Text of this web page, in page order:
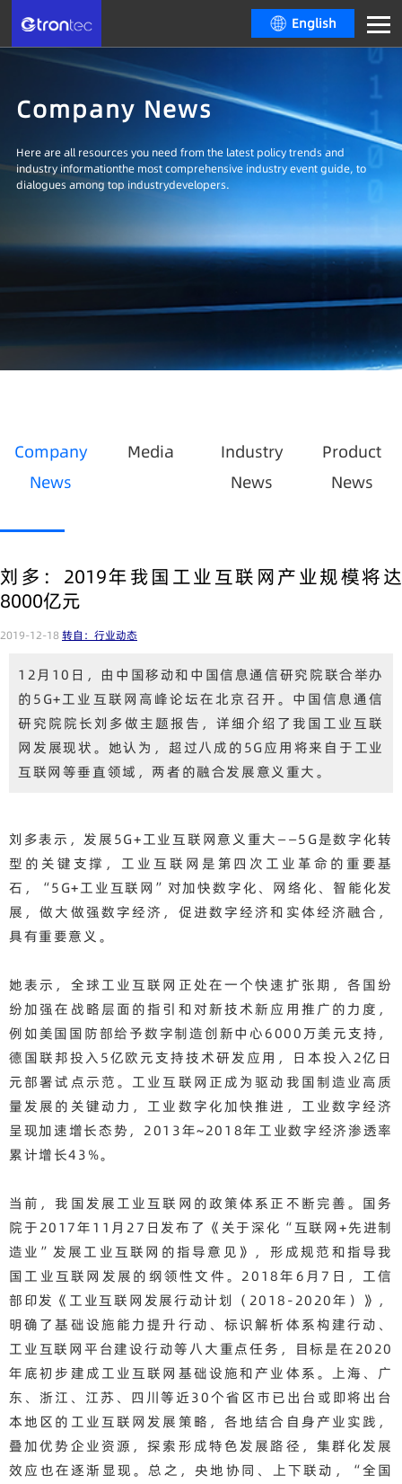
English
Company News
Here are all resources you need from the latest policy trends and
industry informationthe most comprehensive industry event guide, to
dialogues among top industrydevelopers.
Company
News
Media
Industry
News
Product
News
刘多：2019年我国工业互联网产业规模将达
8000亿元
2019-12-18 转自：行业动态
12月10日，由中国移动和中国信息通信研究院联合举办
的5G+工业互联网高峰论坛在北京召开。中国信息通信
研究院院长刘多做主题报告，详细介绍了我国工业互联
网发展现状。她认为，超过八成的5G应用将来自于工业
互联网等垂直领域，两者的融合发展意义重大。
刘多表示，发展5G+工业互联网意义重大——5G是数字化转
型的关键支撑，工业互联网是第四次工业革命的重要基
石，“5G+工业互联网”对加快数字化、网络化、智能化发
展，做大做强数字经济，促进数字经济和实体经济融合，
具有重要意义。
她表示，全球工业互联网正处在一个快速扩张期，各国纷
纷加强在战略层面的指引和对新技术新应用推广的力度，
例如美国国防部给予数字制造创新中心6000万美元支持，
德国联邦投入5亿欧元支持技术研发应用，日本投入2亿日
元部署试点示范。工业互联网正成为驱动我国制造业高质
量发展的关键动力，工业数字化加快推进，工业数字经济
呈现加速增长态势，2013年~2018年工业数字经济渗透率
累计增长43%。
当前，我国发展工业互联网的政策体系正不断完善。国务
院于2017年11月27日发布了《关于深化“互联网+先进制
造业”发展工业互联网的指导意见》，形成规范和指导我
国工业互联网发展的纲领性文件。2018年6月7日，工信
部印发《工业互联网发展行动计划（2018-2020年）》，
明确了基础设施能力提升行动、标识解析体系构建行动、
工业互联网平台建设行动等八大重点任务，目标是在2020
年底初步建成工业互联网基础设施和产业体系。上海、广
东、浙江、江苏、四川等近30个省区市已出台或即将出台
本地区的工业互联网发展策略，各地结合自身产业实践，
叠加优势企业资源，探索形成特色发展路径，集群化发展
效应也在逐渐显现。总之，央地协同、上下联动，“全国